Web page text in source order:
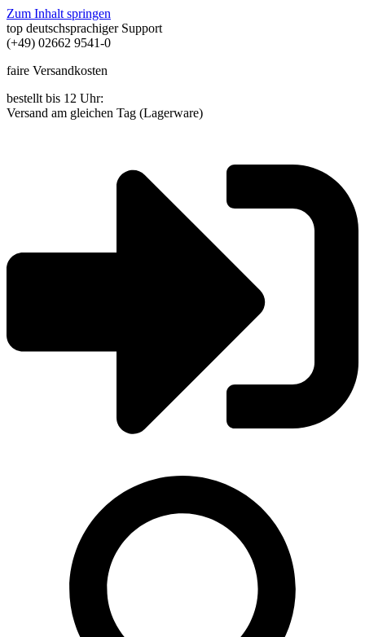
Zum Inhalt springen
top deutschsprachiger Support
(+49) 02662 9541-0
faire Versandkosten
bestellt bis 12 Uhr:
Versand am gleichen Tag (Lagerware)